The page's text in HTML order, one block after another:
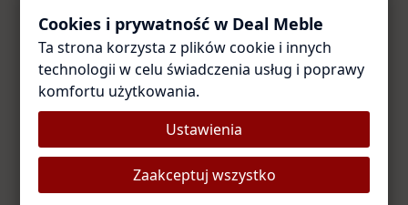
Coś poszło nie tak
Przepraszamy za utrudnienia. Odśwież stronę — zwykle
Odśwież stronę Strona główna
Cookies i prywatność w Deal Meble
Ta strona korzysta z plików cookie i innych
technologii w celu świadczenia usług i poprawy
komfortu użytkowania.
Ustawienia
Zaakceptuj wszystko